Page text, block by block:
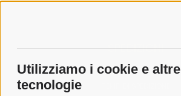
Utilizziamo i cookie e altre
tecnologie
SPEDIZIONI
COSTI DI SPEDIZIONE